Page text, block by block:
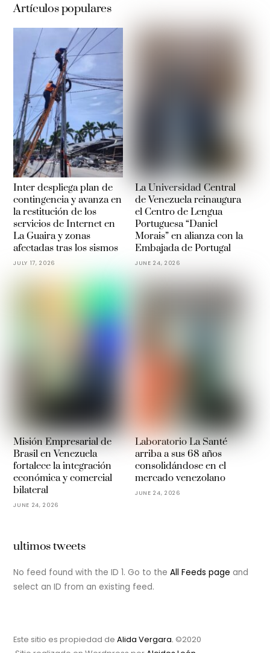
Artículos populares
Inter despliega plan de
contingencia y avanza en
la restitución de los
servicios de Internet en
La Guaira y zonas
afectadas tras los sismos
JULY 17, 2026
La Universidad Central
de Venezuela reinaugura
el Centro de Lengua
Portuguesa “Daniel
Morais” en alianza con la
Embajada de Portugal
JUNE 24, 2026
Misión Empresarial de
Brasil en Venezuela
fortalece la integración
económica y comercial
bilateral
JUNE 24, 2026
Laboratorio La Santé
arriba a sus 68 años
consolidándose en el
mercado venezolano
JUNE 24, 2026
ultimos tweets
No feed found with the ID 1. Go to theAll Feeds page and
select an ID from an existing feed.
Este sitio es propiedad deAlida Vergara. ©2020